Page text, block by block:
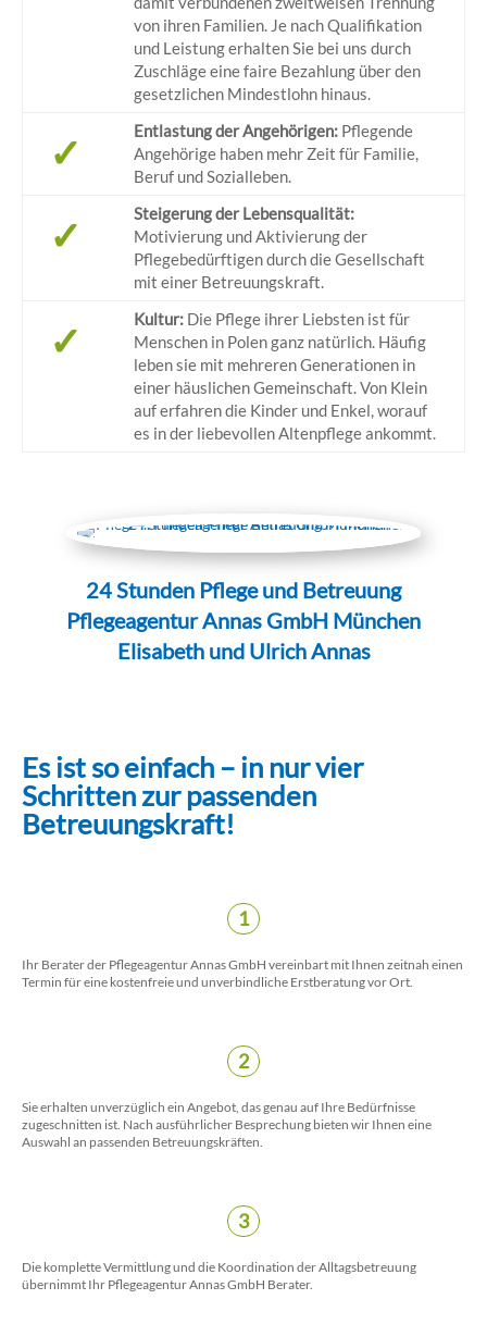
von ihren Familien. Je nach Qualifikation
und Leistung erhalten Sie bei uns durch
Zuschläge eine faire Bezahlung über den
gesetzlichen Mindestlohn hinaus.
✓ Entlastung der Angehörigen: Pflegende
Angehörige haben mehr Zeit für Familie,
Beruf und Sozialleben.
✓
Steigerung der Lebensqualität:
Motivierung und Aktivierung der
Pflegebedürftigen durch die Gesellschaft
mit einer Betreuungskraft.
✓ Kultur: Die Pflege ihrer Liebsten ist für
Menschen in Polen ganz natürlich. Häufig
leben sie mit mehreren Generationen in
einer häuslichen Gemeinschaft. Von Klein
auf erfahren die Kinder und Enkel, worauf
es in der liebevollen Altenpflege ankommt.
24 Stunden Pflege und Betreuung
Pflegeagentur Annas GmbH München
Elisabeth und Ulrich Annas
Es ist so einfach – in nur vier
Schritten zur passenden
Betreuungskraft!
1
Ihr Berater der Pflegeagentur Annas GmbH vereinbart mit Ihnen zeitnah einen
Termin für eine kostenfreie und unverbindliche Erstberatung vor Ort.
2
Sie erhalten unverzüglich ein Angebot, das genau auf Ihre Bedürfnisse
zugeschnitten ist. Nach ausführlicher Besprechung bieten wir Ihnen eine
Auswahl an passenden Betreuungskräften.
3
Die komplette Vermittlung und die Koordination der Alltagsbetreuung
übernimmt Ihr Pflegeagentur Annas GmbH Berater.